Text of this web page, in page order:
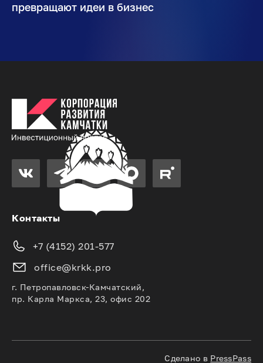
превращают идеи в бизнес
Контакты
+7 (4152) 201-577
office@krkk.pro
г. Петропавловск-Камчатский,
пр. Карла Маркса, 23, офис 202
Сделано в PressPass